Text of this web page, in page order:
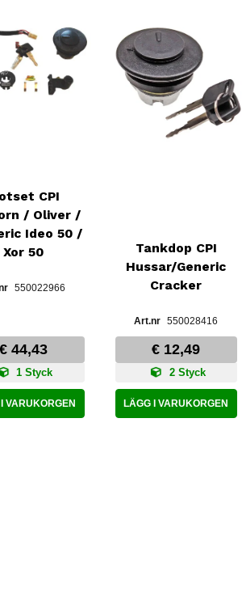
CPI
/ Oliver /
Ideo 50 /
Xor 50
550022966
€ 44,43
1 Styck
VARUKORGEN
Tankdop CPI
Hussar/Generic
Cracker
550028416
€ 12,49
2 Styck
LÄGG I VARUKORGEN